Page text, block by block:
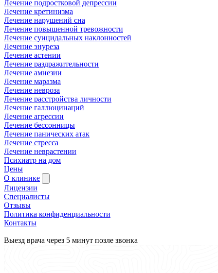
Лечение подростковой депрессии
Лечение кретинизма
Лечение нарушений сна
Лечение повышенной тревожности
Лечение суицидальных наклонностей
Лечение энуреза
Лечение астении
Лечение раздражительности
Лечение амнезии
Лечение маразма
Лечение невроза
Лечение расстройства личности
Лечение галлюцинаций
Лечение агрессии
Лечение бессонницы
Лечение панических атак
Лечение стресса
Лечение неврастении
Психиатр на дом
Цены
О клинике
Лицензии
Специалисты
Отзывы
Политика конфиденциальности
Контакты
Выезд врача через 5 минут позле звонка